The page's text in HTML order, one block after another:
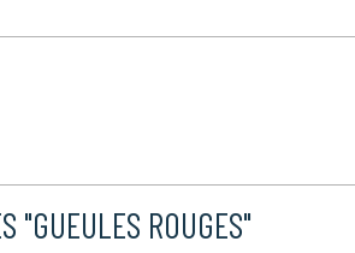
"GUEULES ROUGES"